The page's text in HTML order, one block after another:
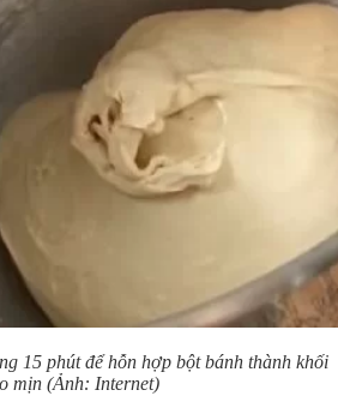
15 phút để hỗn hợp bột bánh thành khối
mịn (Ảnh: Internet)